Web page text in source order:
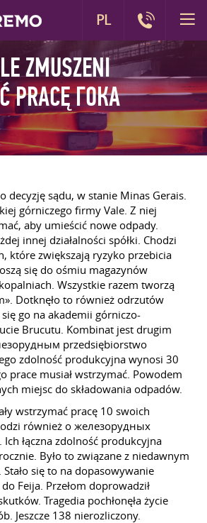
ZMUSZENI
PRACĘ ГОКА
decyzję sądu, w stanie Minas Gerais.
górniczego firmy Vale. Z niej
aby umieścić nowe odpady.
innej działalności spółki. Chodzi
które zwiększają ryzyko przebicia
się do ośmiu magazynów
Wszystkie razem tworzą
Dotknęło to również odrzutów
go na akademii górniczo-
Brucutu. Kombinat jest drugim
przedsiębiorstwo
zdolność produkcyjna wynosi 30
prace musiał wstrzymać. Powodem
miejsc do składowania odpadów.
wstrzymać pracę 10 swoich
również o железорудных
łączna zdolność produkcyjna
Było to związane z niedawnym
się to na dopasowywanie
Feija. Przełom doprowadził
Tragedia pochłonęła życie
Jeszcze 138 nierozliczony.
PL